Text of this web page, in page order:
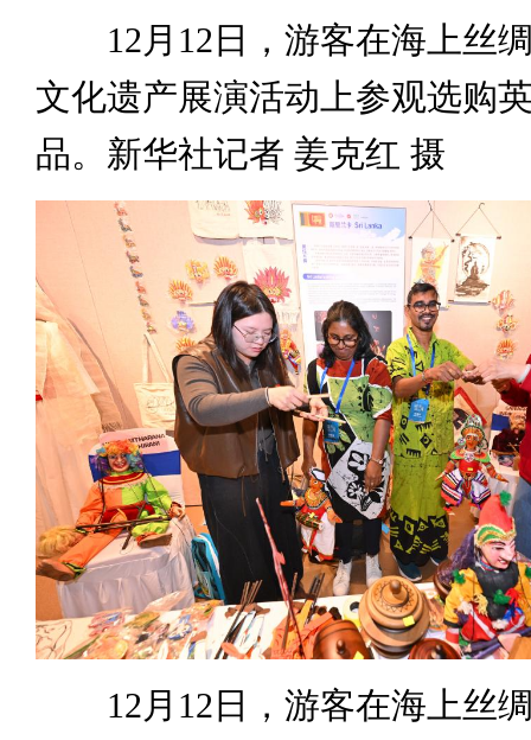
12月12日，游客在海上丝
文化遗产展演活动上参观选购
品。新华社记者 姜克红 摄
12月12日，游客在海上丝